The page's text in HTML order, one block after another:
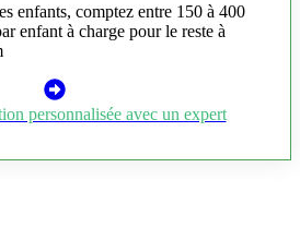
enfants, comptez entre 150 à 400
enfant à charge pour le reste à
personnalisée avec un expert